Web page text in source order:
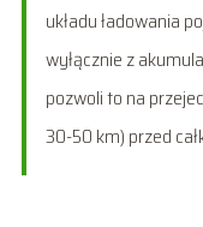
układu ładowania
wyłącznie z
pozwoli to na
30-50 km) przed